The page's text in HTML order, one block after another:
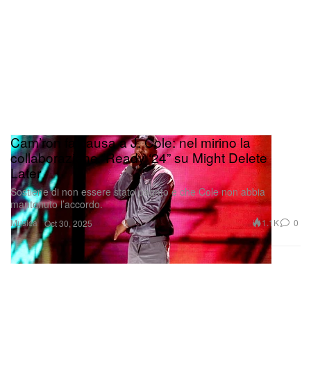
Musica
Cam’ron fa causa a J. Cole: nel mirino la
collaborazione “Ready ‘24” su Might Delete
Later
Sostiene di non essere stato pagato e che Cole non abbia
mantenuto l’accordo.
Oct 30, 2025 1.1K 0